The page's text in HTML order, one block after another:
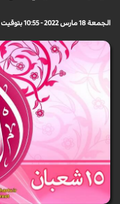
الجمعة 18 مارس 2022 - 10:55 بتوقيت مكة